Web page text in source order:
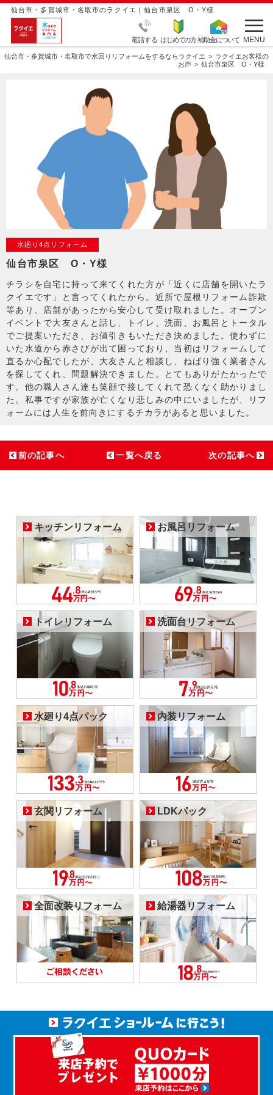
仙台市・多賀城市・名取市のラクイエ | 仙台市泉区 O・Y様
電話する はじめての方補助金について MENU
仙台市・多賀城市・名取市で水回りリフォームをするならラクイエ
ラクイエお客様の
お声
仙台市泉区 O・Y様
水廻り4点リフォーム
仙台市泉区 O・Y様
チラシを自宅に持って来てくれた方が「近くに店舗を開いたラ
クイエです」と言ってくれたから。近所で屋根リフォーム詐欺
等あり、店舗があったから安心して受け取れました。オープン
イベントで大友さんと話し、トイレ、洗面、お風呂とトータル
でご提案いただき、お値引きもいただき決めました。使わずに
いた水道から赤さびが出て困っており、当初はリフォームして
直るか心配でしたが、大友さんと相談し、ねばり強く業者さん
を探してくれ、問題解決できました。とてもありがたかったで
す。他の職人さん達も笑顔で接してくれて恐くなく助かりまし
た。私事ですが家族が亡くなり悲しみの中にいましたが、リフ
ォームには人生を前向きにするチカラがあると思いました。
前の記事へ 一覧へ戻る 次の記事へ
キッチンリフォーム お風呂リフォーム
トイレリフォーム 洗面台リフォーム
水廻り4点パック 内装リフォーム
玄関リフォーム LDKパック
全面改装リフォーム 給湯器リフォーム